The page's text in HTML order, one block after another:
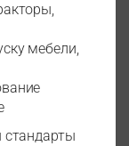
мебели,
стандарты